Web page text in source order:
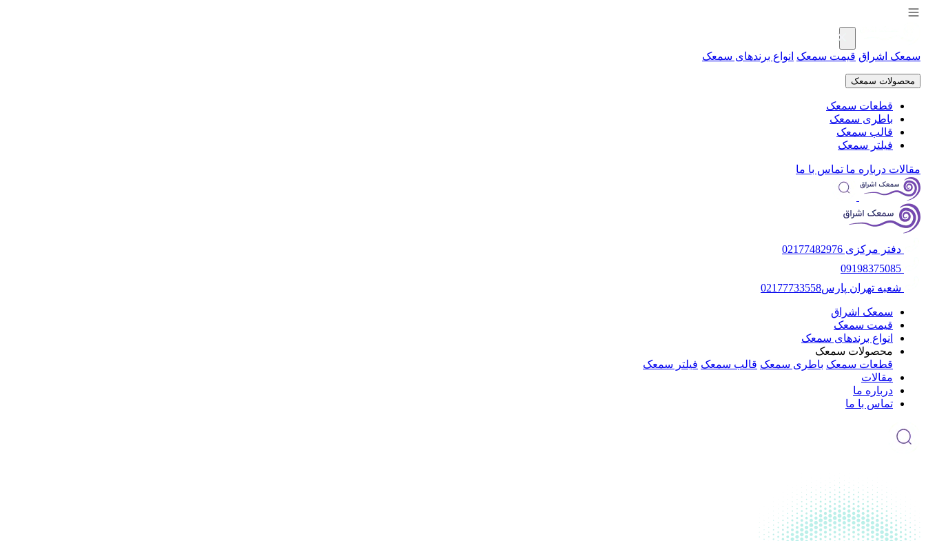
سمعک اشراق قیمت سمعک انواع برندهای سمعک
محصولات سمعک
قطعات سمعک
باطری سمعک
قالب سمعک
فیلتر سمعک
مقالات درباره ما تماس با ما
دفتر مرکزی 02177482976
09198375085
شعبه تهران پارس02177733558
سمعک اشراق
قیمت سمعک
انواع برندهای سمعک
محصولات سمعک
قطعات سمعک باطری سمعک قالب سمعک فیلتر سمعک
مقالات
درباره ما
تماس با ما